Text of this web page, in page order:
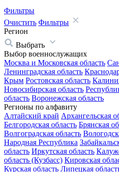
Фильтры
Очистить Фильтры
Регион
Выбрать
Выбор военнослужащих
Москва и Московская область
Ленинградская область
Крым Ростовская область
Новосибирская область
область Воронежская область
Регионы по алфавиту
Алтайский край Архангельская
Белгородская область Брянская
Волгоградская область
Народная Республика
область Иркутская область
область (Кузбасс) Кировская
Курская область Липецкая